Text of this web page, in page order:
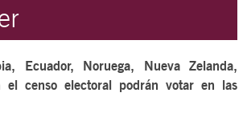
Ecuador, Noruega, Nueva Zelanda,
el censo electoral podrán votar en las